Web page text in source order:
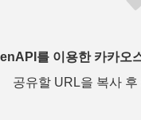
를 이용한 카카오
공유할 URL을 복사